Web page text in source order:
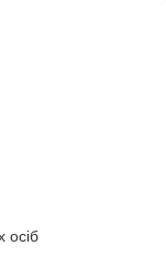
осіб